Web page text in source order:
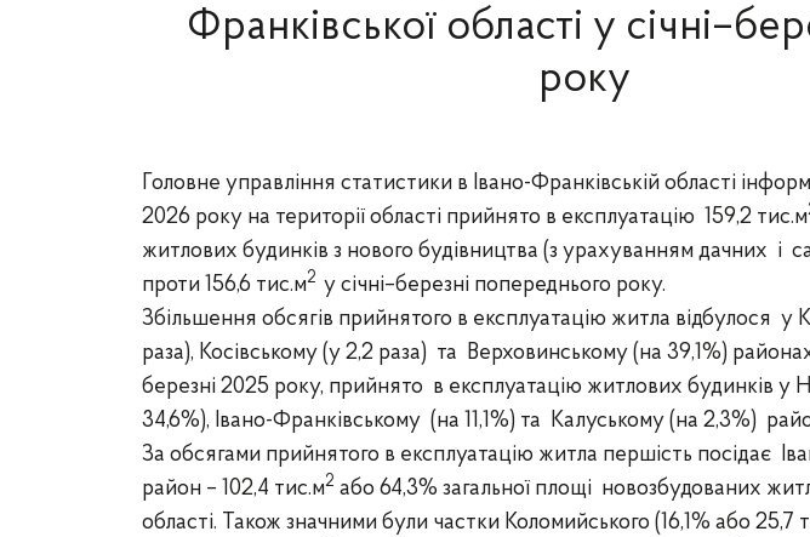
Франківської області у
року
Головне управління статистики в Івано-Франківській області
2026 року на території області прийнято в експлуатацію 159,2 тис.м
житлових будинків з нового будівництва (з урахуванням дачних і
проти 156,6 тис.м2 у січні–березні попереднього року.
Збільшення обсягів прийнятого в експлуатацію житла відбулося у
раза), Косівському (у 2,2 раза) та Верховинському (на 39,1%)
березні 2025 року, прийнято в експлуатацію житлових будинків у
34,6%), Івано-Франківському (на 11,1%) та Калуському (на 2,3%)
За обсягами прийнятого в експлуатацію житла першість посідає
район – 102,4 тис.м2 або 64,3% загальної площі новозбудованих
області. Також значними були частки Коломийського (16,1% або 25,7